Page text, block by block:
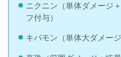
ニクニン（単体ダメージ
フ付与）
キバモン（単体大ダメージ